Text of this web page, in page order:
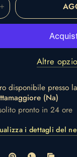
Altre
disponibile presso
(Na)
pronto in 24 ore
i dettagli del